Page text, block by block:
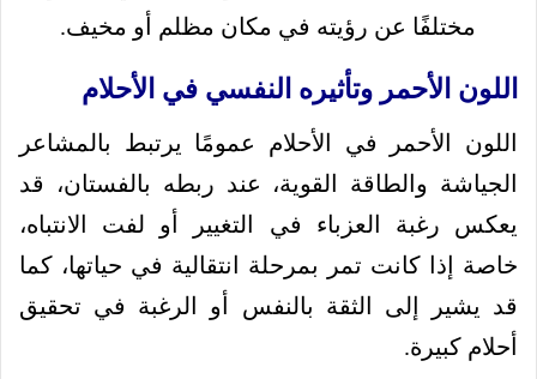
مختلفًا عن رؤيته في مكان مظلم أو مخيف.
اللون الأحمر وتأثيره النفسي في الأحلام
اللون الأحمر في الأحلام عمومًا يرتبط بالمشاعر
الجياشة والطاقة القوية، عند ربطه بالفستان، قد
يعكس رغبة العزباء في التغيير أو لفت الانتباه،
خاصة إذا كانت تمر بمرحلة انتقالية في حياتها، كما
قد يشير إلى الثقة بالنفس أو الرغبة في تحقيق
أحلام كبيرة.